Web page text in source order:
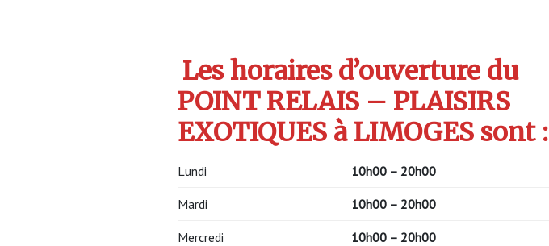
Les horaires d’ouverture du
POINT RELAIS – PLAISIRS
EXOTIQUES à LIMOGES sont :
Lundi 10h00 – 20h00
Mardi 10h00 – 20h00
Mercredi 10h00 – 20h00